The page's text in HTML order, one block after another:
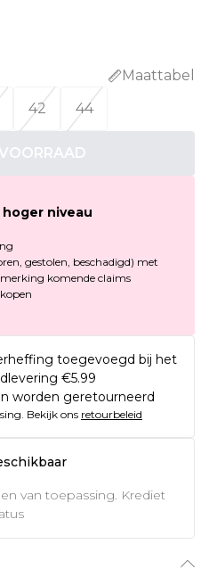
Maattabel
42 44
niveau
gestolen, beschadigd) met
komende claims
toegevoegd bij het
€5.99
worden geretourneerd
Bekijk ons retourbeleid
van toepassing. Krediet